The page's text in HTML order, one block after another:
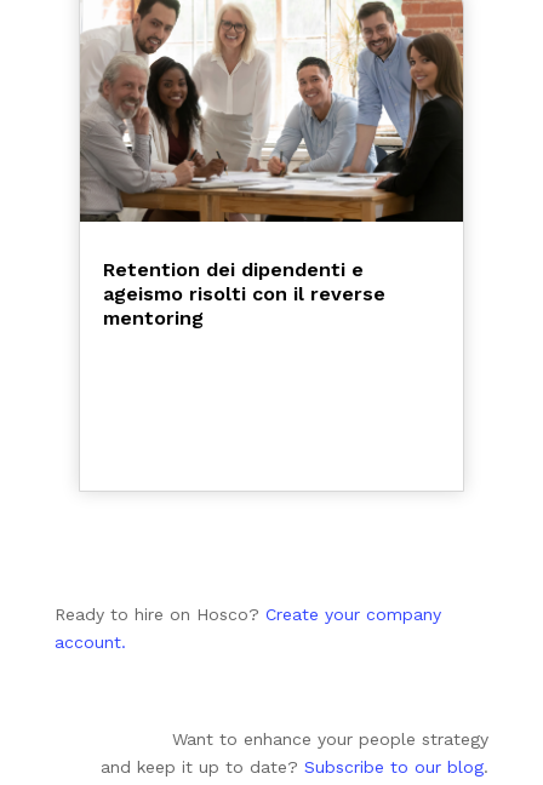
Retention dei dipendenti e
ageismo risolti con il reverse
mentoring
Ready to hire on Hosco? Create your company
account.
Want to enhance your people strategy
and keep it up to date?Subscribe to our blog.